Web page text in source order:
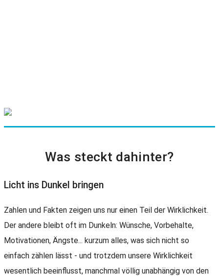
Was steckt dahinter?
Licht ins Dunkel bringen
Zahlen und Fakten zeigen uns nur einen Teil der Wirklichkeit.
Der andere bleibt oft im Dunkeln: Wünsche, Vorbehalte,
Motivationen, Ängste... kurzum alles, was sich nicht so
einfach zählen lässt - und trotzdem unsere Wirklichkeit
wesentlich beeinflusst, manchmal völlig unabhängig von den